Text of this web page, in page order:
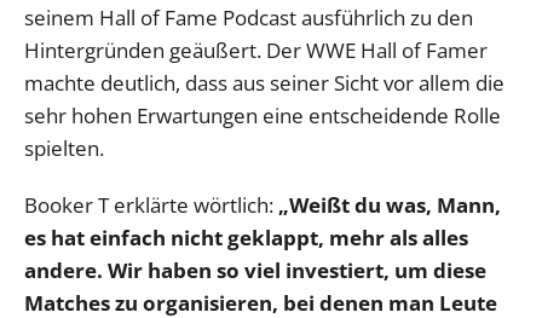
seinem Hall of Fame Podcast ausführlich zu den
Hintergründen geäußert. Der WWE Hall of Famer
machte deutlich, dass aus seiner Sicht vor allem die
sehr hohen Erwartungen eine entscheidende Rolle
spielten.
Booker T erklärte wörtlich: „Weißt du was, Mann,
es hat einfach nicht geklappt, mehr als alles
andere. Wir haben so viel investiert, um diese
Matches zu organisieren, bei denen man Leute